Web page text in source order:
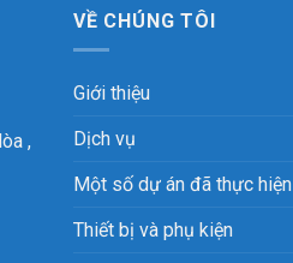
,
VỀ CHÚNG TÔI
Giới thiệu
Dịch vụ
Một số dự án đã thực hiện
Thiết bị và phụ kiện